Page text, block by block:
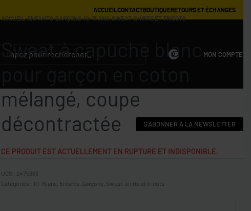
ACCUEILCONTACTBOUTIQUERETOURS ET ÉCHANGES
0 MON COMPTE
S'ABONNER À LA NEWSLETTER
ACCUEIL›ENFANTS›GARÇONS›10-15 ANS›SWEAT-SHIRTS ET TRICOTS
Sweat à capuche blanc
mélangé, coupe
décontractée
CE PRODUIT EST ACTUELLEMENT EN RUPTURE ET INDISPONIBLE.
2475963
Catégories :
10-15 ans Enfants Garçons Sweat-shirts et tricots